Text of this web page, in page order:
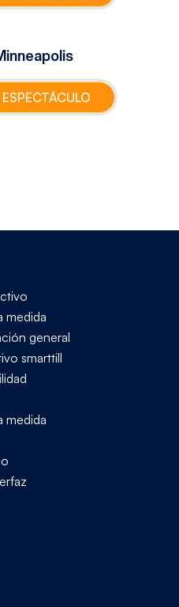
medida
general
smarttill
medida